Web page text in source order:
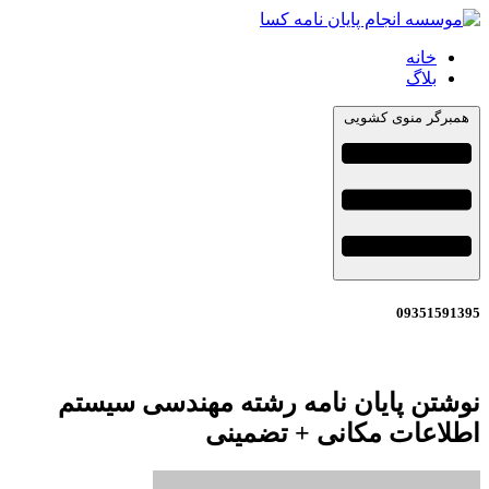
خانه
بلاگ
منوی کشویی
پایان نامه رشته مهندسی سیستم
مکانی + تضمینی